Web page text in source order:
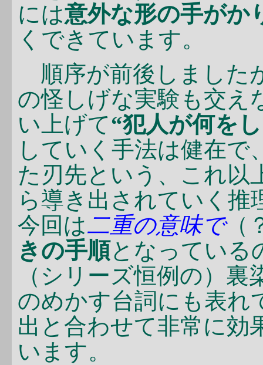
には意外な形の手がか
くできています。
順序が前後しました
の怪しげな実験も交え
い上げて“犯人が何を
していく手法は健在で
た刃先という、これ以
ら導き出されていく推
今回は二重の意味で（
きの手順となっている
（シリーズ恒例の）
のめかす台詞にも表れ
出と合わせて非常に効
います。